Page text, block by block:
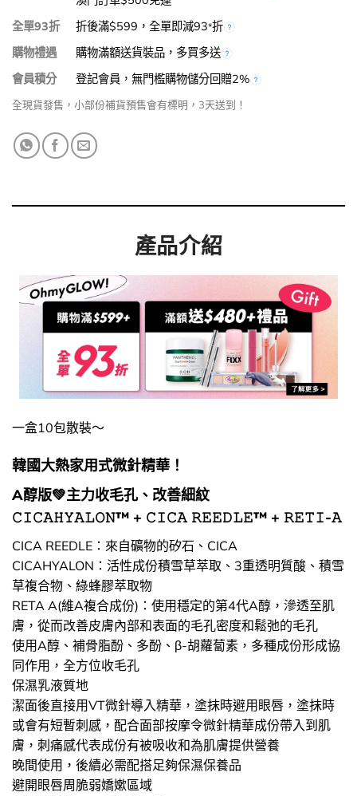
全單93折
折後滿$599，全單即減93*折
購物禮遇
購物滿額送貨裝品，多買多送
會員積分
登記會員，無門檻購物儲分回贈2%
全現貨發售，小部份補貨預售會有標明，3天送到！
產品介紹
一盒10包散裝～
韓國大熱家用式微針精華！
A醇版💚主力收毛孔、改善細紋
𝙲𝙸𝙲𝙰𝙷𝚈𝙰𝙻𝙾𝙽™ + 𝙲𝙸𝙲𝙰 𝚁𝙴𝙴𝙳𝙻𝙴™ + 𝚁𝙴𝚃𝙸-𝙰
CICA REEDLE：來自礦物的矽石、CICA
CICAHYALON：活性成份積雪草萃取、3重透明質酸、積雪
草複合物、綠蜂膠萃取物
RETA A(維A複合成份)：使用穩定的第4代A醇，滲透至肌
膚，從而改善皮膚內部和表面的毛孔密度和鬆弛的毛孔
使用A醇、補骨脂酚、多酚、β-胡蘿蔔素，多種成份形成協
同作用，全方位收毛孔
保濕乳液質地
潔面後直接用VT微針導入精華，塗抹時避用眼唇，塗抹時
或會有短暫刺感，配合面部按摩令微針精華成份帶入到肌
膚，刺痛感代表成份有被吸收和為肌膚提供營養
晚間使用，後續必需配搭足夠保濕保養品
避開眼唇周脆弱嬌嫰區域